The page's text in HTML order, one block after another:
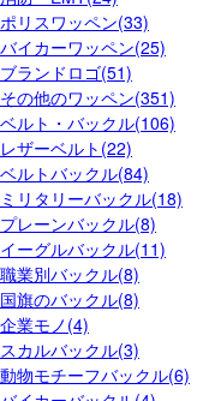
ポリスワッペン(33)
バイカーワッペン(25)
ブランドロゴ(51)
その他のワッペン(351)
ベルト・バックル(106)
レザーベルト(22)
ベルトバックル(84)
ミリタリーバックル(18)
プレーンバックル(8)
イーグルバックル(11)
職業別バックル(8)
国旗のバックル(8)
企業モノ(4)
スカルバックル(3)
動物モチーフバックル(6)